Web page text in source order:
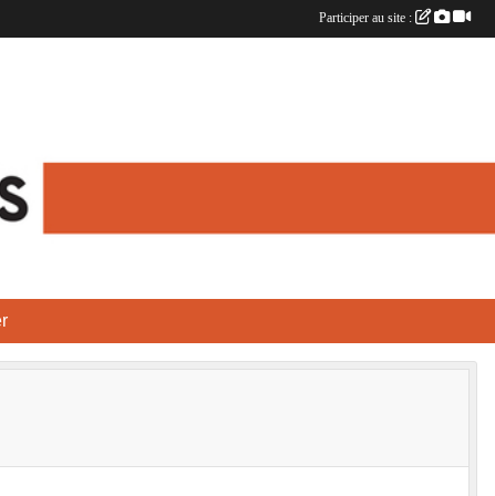
Participer au site :